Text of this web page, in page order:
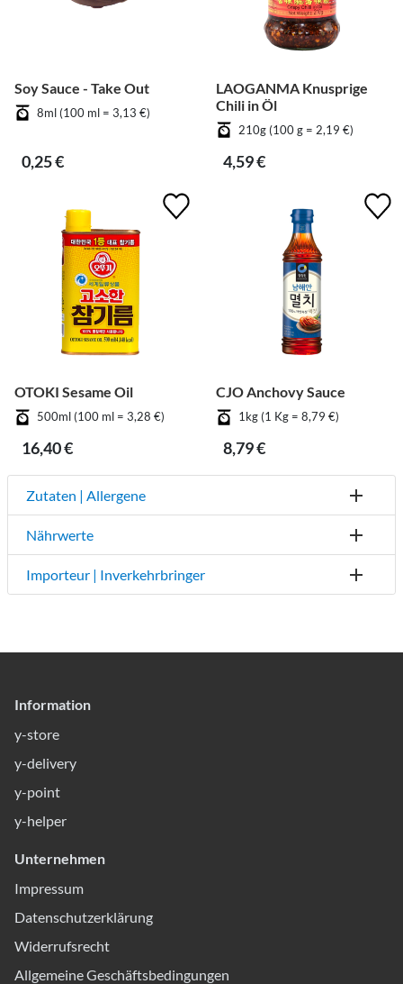
Soy Sauce - Take Out
8ml (100 ml = 3,13 €)
0,25 €
LAOGANMA Knusprige
Chili in Öl
210g (100 g = 2,19 €)
4,59 €
OTOKI Sesame Oil
500ml (100 ml = 3,28 €)
16,40 €
CJO Anchovy Sauce
1kg (1 Kg = 8,79 €)
8,79 €
Zutaten | Allergene
Nährwerte
Importeur | Inverkehrbringer
Information
y-store
y-delivery
y-point
y-helper
Unternehmen
Impressum
Datenschutzerklärung
Widerrufsrecht
Allgemeine Geschäftsbedingungen